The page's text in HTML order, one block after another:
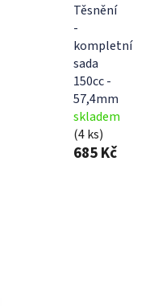
Těsnění
-
kompletní
sada
150cc -
57,4mm
skladem
(4 ks)
685 Kč